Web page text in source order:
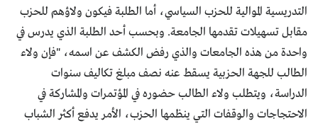
التدريسية الموالية للحزب السياسي، أما الطلبة فيكون ولاؤهم للحزب
مقابل تسهيلات تقدمها الجامعة. وبحسب أحد الطلبة الذي يدرس في
واحدة من هذه الجامعات والذي رفض الكشف عن اسمه، "فإن ولاء
الطالب للجهة الحزبية يسقط عنه نصف مبلغ تكاليف سنوات
الدراسة، ويتطلب ولاء الطالب حضوره في المؤتمرات والمشاركة في
الاحتجاجات والوقفات التي ينظمها الحزب، الأمر يدفع أكثر الشباب